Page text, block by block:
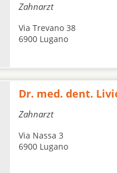
Zahnarzt
Via Trevano 38
6900 Lugano
Dr. med. dent.
Zahnarzt
Via Nassa 3
6900 Lugano